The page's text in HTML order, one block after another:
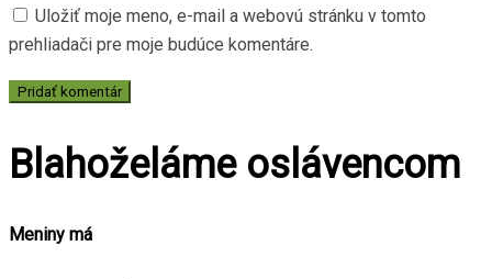
Uložiť moje meno, e-mail a webovú stránku v tomto
prehliadači pre moje budúce komentáre.
Blahoželáme oslávencom
Meniny má